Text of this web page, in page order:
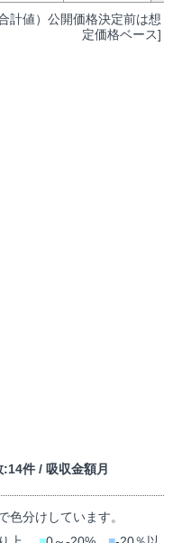
計値）公開価格決定前は想
定価格ベース]
件 / 吸収金額月
色分けしています。